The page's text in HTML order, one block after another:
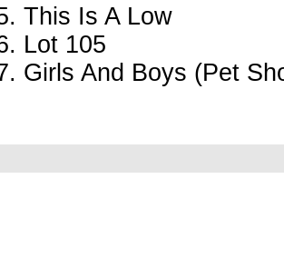
This Is A Low
Lot 105
Girls And Boys (Pet